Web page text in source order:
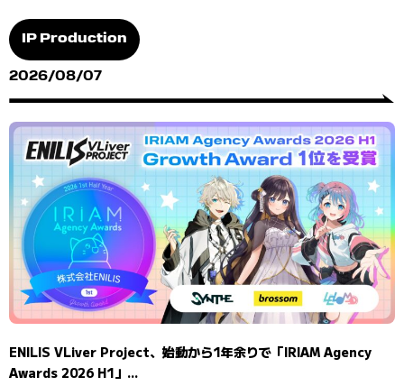
IP Production
2026/08/07
ENILIS VLiver Project、始動から1年余りで「IRIAM Agency
Awards 2026 H1」...